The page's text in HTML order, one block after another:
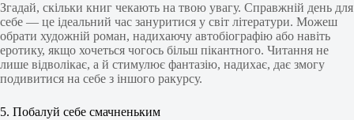
Згадай, скільки книг чекають на твою увагу. Справжній день для
себе — це ідеальний час зануритися у світ літератури. Можеш
обрати художній роман, надихаючу автобіографію або навіть
еротику, якщо хочеться чогось більш пікантного. Читання не
лише відволікає, а й стимулює фантазію, надихає, дає змогу
подивитися на себе з іншого ракурсу.
5. Побалуй себе смачненьким